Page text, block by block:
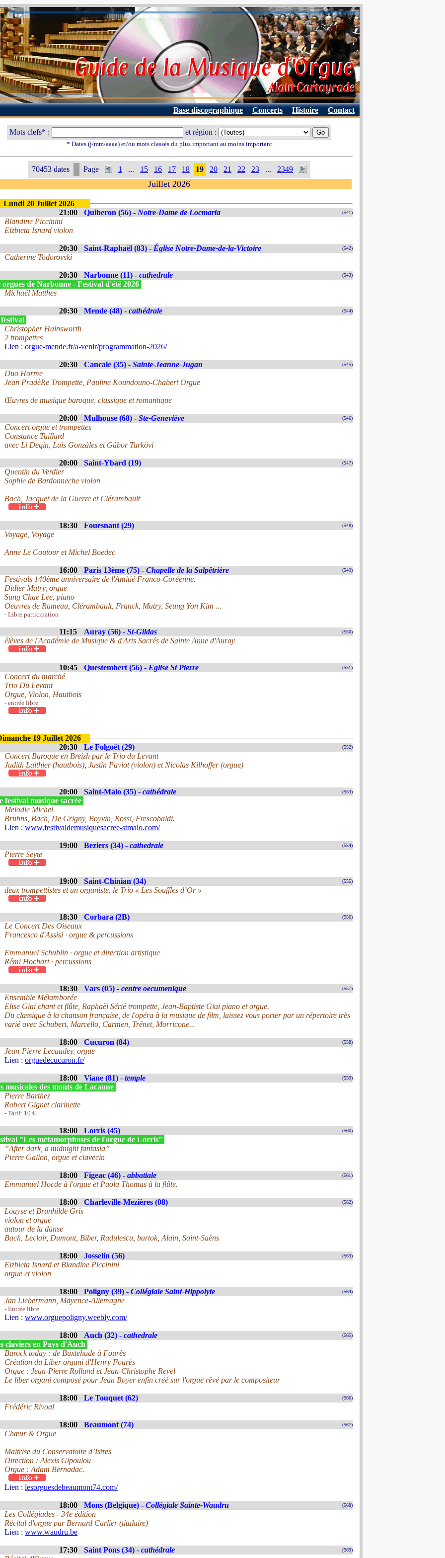
Base discographique Concerts Histoire Contact
Mots clefs* : et région :
* Dates (j/mm/aaaa) et/ou mots classés du plus important au moins important
70453 dates Page 1 ... 15 16 17 18 19 20 21 22 23 ... 2349
Juillet 2026
Lundi 20 Juillet 2026
21:00
Quiberon (56) - Notre-Dame de Locmaria (541)
Blandine Piccinini
Elzbieta Isnard violon
20:30 Saint-Raphaël (83) - Église Notre-Dame-de-la-Victoire (542)
Catherine Todorovski
20:30 Narbonne (11) - cathedrale (543)
de Narbonne - Festival d'été 2026
Michaël Matthes
20:30 Mende (48) - cathédrale (544)
Christopher Hainsworth
2 trompettes
Lien : orgue-mende.fr/a-venir/programmation-2026/
20:30 Cancale (35) - Sainte-Jeanne-Jugan (545)
Duo Horme
Jean PradèRe Trompette, Pauline Koundouno-Chabert Orgue
Œuvres de musique baroque, classique et romantique
20:00 Mulhouse (68) - Ste-Geneviève (546)
Concert orgue et trompettes
Constance Taillard
avec Li Deqin, Luis Gonzáles et Gábor Tarkövi
20:00 Saint-Ybard (19) (547)
Quentin du Verdier
Sophie de Bardonneche violon
Bach, Jacquet de la Guerre et Clérambault
18:30 Fouesnant (29) (548)
Voyage, Voyage
Anne Le Coutour et Michel Boedec
16:00 Paris 13ème (75) - Chapelle de la Salpêtrière (549)
Festivals 140ème anniversaire de l'Amitié Franco-Coréenne.
Didier Matry, orgue
Sung Chae Lee, piano
Oeuvres de Rameau, Clérambault, Franck, Matry, Seung Yon Kim ...
- Libre participation
11:15 Auray (56) - St-Gildas (550)
élèves de l'Académie de Musique & d'Arts Sacrés de Sainte Anne d'Auray
10:45 Questembert (56) - Eglise St Pierre (551)
Concert du marché
Trio Du Levant
Orgue, Violon, Hautbois
- entrée libre
19 Juillet 2026
20:30
Le Folgoët (29) (552)
Concert Baroque en Breizh par le Trio du Levant
Judith Laithier (hautbois), Justin Paviot (violon) et Nicolas Kilhoffer (orgue)
20:00 Saint-Malo (35) - cathédrale (553)
festival musique sacrée
Melodie Michel
Bruhns, Bach, De Grigny, Boyvin, Rossi, Frescobaldi.
Lien : www.festivaldemusiquesacree-stmalo.com/
19:00 Beziers (34) - cathedrale (554)
Pierre Seyte
19:00 Saint-Chinian (34) (555)
deux trompettistes et un organiste, le Trio « Les Souffles d’Or »
18:30 Corbara (2B) (556)
Le Concert Des Oiseaux
Francesco d'Assisi · orgue & percussions
Emmanuel Schublin · orgue et direction artistique
Rémi Hochart · percussions
18:30 Vars (05) - centre oecumenique (557)
Ensemble Mélamborée
Elise Giai chant et flûte, Raphaël Sérié trompette, Jean-Baptiste Giai piano et orgue.
Du classique à la chanson française, de l'opéra à la musique de film, laissez vous porter par un répertoire très
varié avec Schubert, Marcello, Carmen, Trénet, Morricone...
18:00 Cucuron (84) (558)
Jean-Pierre Lecaudey, orgue
Lien : orguedecucuron.fr/
18:00 Viane (81) - temple (559)
musicales des monts de Lacaune
Pierre Barthez
Robert Gignet clarinette
- Tarif: 10 €
18:00 Lorris (45) (560)
”Les métamorphoses de l'orgue de Lorris”
”After dark, a midnight fantasia”
Pierre Gallon, orgue et clavecin
18:00 Figeac (46) - abbatiale (561)
Emmanuel Hocde à l'orgue et Paola Thomas à la flûte.
18:00 Charleville-Mezières (08) (562)
Louyse et Brunhilde Gris
violon et orgue
autour de la danse
Bach, Leclair, Dumont, Biber, Radulescu, bartok, Alain, Saint-Saëns
18:00 Josselin (56) (563)
Elzbieta Isnard et Blandine Piccinini
orgue et violon
18:00 Poligny (39) - Collégiale Saint-Hippolyte (564)
Jan Liebermann, Mayence-Allemagne
- Entrée libre
Lien : www.orguepoligny.weebly.com/
18:00 Auch (32) - cathedrale (565)
claviers en Pays d'Auch
Barock today : de Buxtehude à Fourès
Création du Liber organi d'Henry Fourès
Orgue : Jean-Pierre Rolland et Jean-Christophe Revel
Le liber organi composé pour Jean Boyer enfin créé sur l'orgue rêvé par le compositeur
18:00 Le Touquet (62) (566)
Frédéric Rivoal
18:00 Beaumont (74) (567)
Chœur & Orgue
Maitrise du Conservatoire d’Istres
Direction : Alexis Gipoulou
Orgue : Adam Bernadac.
Lien : lesorguesdebeaumont74.com/
18:00 Mons (Belgique) - Collégiale Sainte-Waudru (568)
Les Collégiades - 34e édition
Récital d'orgue par Bernard Carlier (titulaire)
Lien : www.waudru.be
17:30 Saint Pons (34) - cathédrale (569)